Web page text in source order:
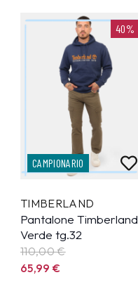
40%
CAMPIONARIO
TIMBERLAND
Pantalone Timberland
Verde tg.32
110,00 €
65,99€